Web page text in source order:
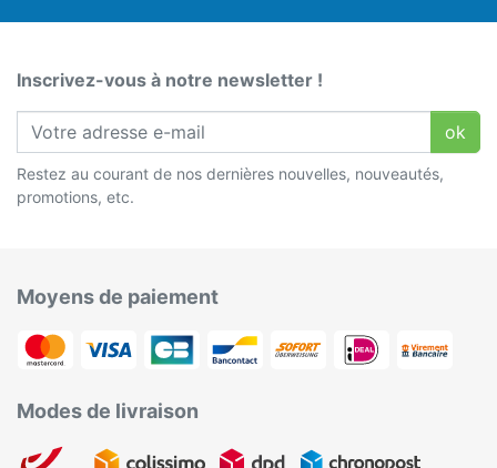
Inscrivez-vous à notre newsletter !
ok
Restez au courant de nos dernières nouvelles, nouveautés,
promotions, etc.
Moyens de paiement
Modes de livraison